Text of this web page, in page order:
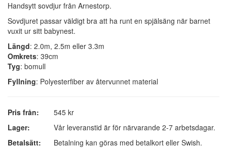
Handsytt sovdjur från Arnestorp.
Sovdjuret passar väldigt bra att ha runt en spjälsäng när barnet
vuxit ur sitt babynest.
Längd: 2.0m, 2.5m eller 3.3m
Omkrets: 39cm
Tyg: bomull
Fyllning: Polyesterfiber av återvunnet material
Pris från:
545 kr
Lager:
Vår leveranstid är för närvarande 2-7 arbetsdagar.
Betalsätt:
Betalning kan göras med betalkort eller Swish.